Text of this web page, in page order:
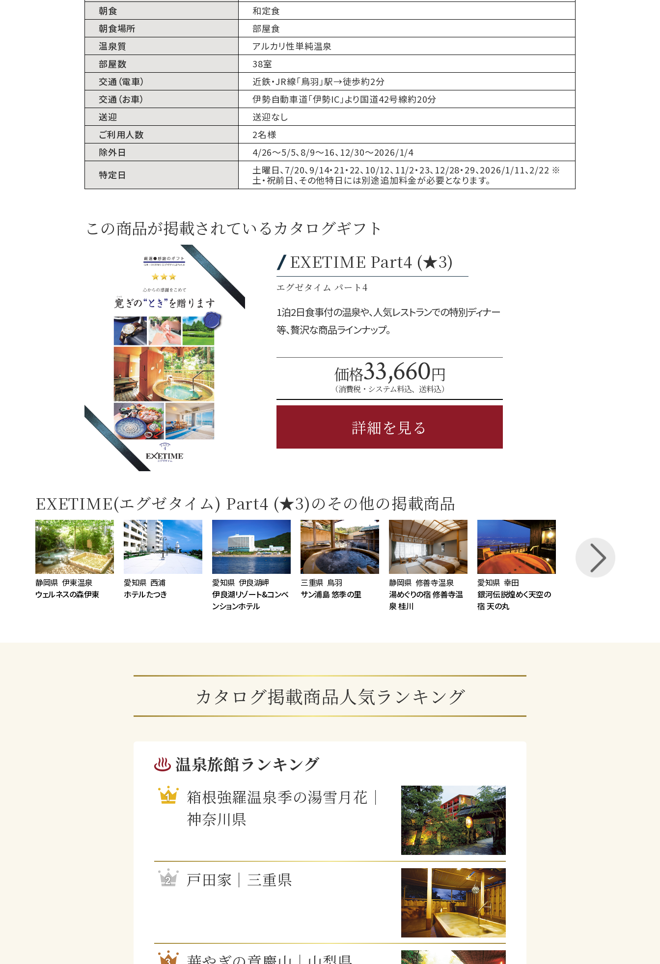
朝⾷
和定食
朝⾷場所
部屋食
温泉質
アルカリ性単純温泉
部屋数
38室
交通（電⾞）
近鉄・JR線「鳥羽」駅→徒歩約2分
交通（お車）
伊勢自動車道「伊勢IC」より国道42号線約20分
送迎
送迎なし
ご利用人数
2名様
除外日
4/26〜5/5、8/9〜16、12/30〜2026/1/4
特定日
土曜日、7/20、9/14・21・22、10/12、11/2・23、12/28・29、2026/1/11、2/22 ※
土・祝前日、その他特日には別途追加料金が必要となります。
この商品が掲載されているカタログギフト
EXETIME Part4 (★3)
エグゼタイム パート4
1泊2日食事付の温泉や、人気レストランでの特別ディナー
等、贅沢な商品ラインナップ。
価格33,660円
（消費税・システム料込、送料込）
詳細を見る
EXETIME(エグゼタイム) Part4 (★3)のその他の掲載商品
静岡県 伊東温泉
ウェルネスの森伊東
愛知県 西浦
ホテルたつき
愛知県 伊良湖岬
伊良湖リゾート&コンベ
ンションホテル
三重県 鳥羽
サン浦島 悠季の里
静岡県 修善寺温泉
湯めぐりの宿 修善寺温
泉 桂川
愛知県 幸田
銀河伝説煌めく天空の
宿 天の丸
カタログ掲載商品人気ランキング
温泉旅館ランキング
箱根強羅温泉季の湯雪月花｜
神奈川県
戸田家｜三重県